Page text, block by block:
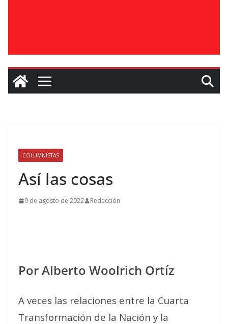
COLUMNISTAS
Así las cosas
9 de agosto de 2022 Redacción
Por Alberto Woolrich Ortíz
A veces las relaciones entre la Cuarta
Transformación de la Nación y la